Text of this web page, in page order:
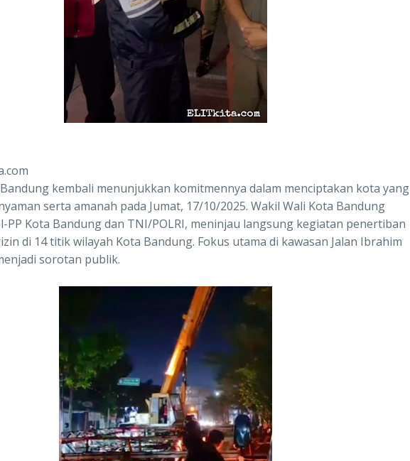
kembali menunjukkan komitmennya dalam menciptakan kota yang
serta amanah pada Jumat, 17/10/2025. Wakil Wali Kota Bandung
PP Kota Bandung dan TNI/POLRI, meninjau langsung kegiatan penertiban
di 14 titik wilayah Kota Bandung. Fokus utama di kawasan Jalan Ibrahim
sorotan publik.